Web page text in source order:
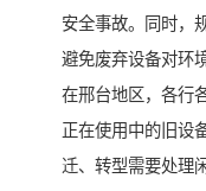
安全事故。同时，
避免废弃设备对环
在邢台地区，各行
正在使用中的旧设
迁、转型需要处理